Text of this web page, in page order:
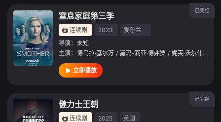
已完结
窒息家庭第三季
连续剧 2023
爱尔兰
导演： 未知
主演： 德乌拉·基尔万 / 嘉玛-莉亚·德弗罗 / 妮芙·沃尔什 /
立即播放
已完结
健力士王朝
连续剧 2025
英国